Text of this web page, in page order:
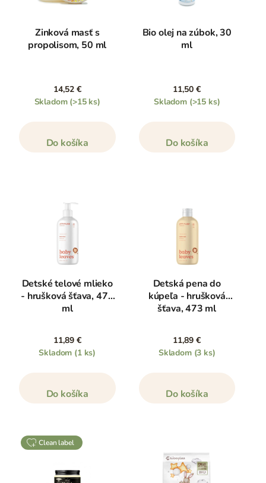
Zinková masť s
propolisom, 50 ml
14,52 €
Skladom (>15 ks)
Do košíka
Bio olej na zúbok, 30
ml
11,50 €
Skladom (>15 ks)
Do košíka
Detské telové mlieko
- hrušková šťava, 473
ml
11,89 €
Skladom (1 ks)
Do košíka
Detská pena do
kúpeľa - hrušková
šťava, 473 ml
11,89 €
Skladom (3 ks)
Do košíka
clean label